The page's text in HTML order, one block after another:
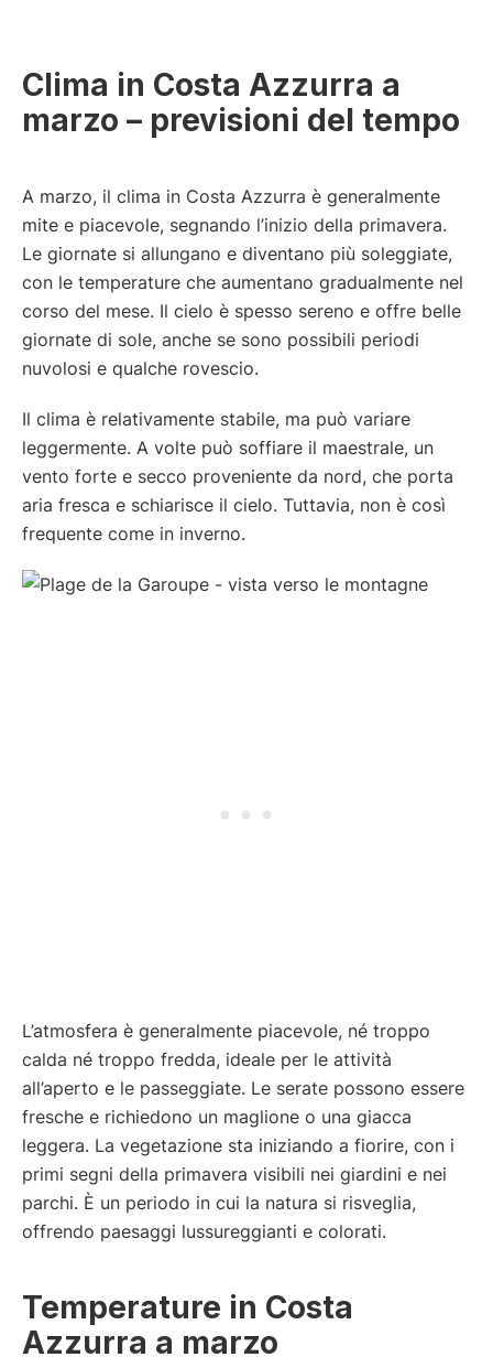
Clima in Costa Azzurra a
marzo – previsioni del tempo
A marzo, il clima in Costa Azzurra è generalmente
mite e piacevole, segnando l’inizio della primavera.
Le giornate si allungano e diventano più soleggiate,
con le temperature che aumentano gradualmente nel
corso del mese. Il cielo è spesso sereno e offre belle
giornate di sole, anche se sono possibili periodi
nuvolosi e qualche rovescio.
Il clima è relativamente stabile, ma può variare
leggermente. A volte può soffiare il maestrale, un
vento forte e secco proveniente da nord, che porta
aria fresca e schiarisce il cielo. Tuttavia, non è così
frequente come in inverno.
L’atmosfera è generalmente piacevole, né troppo
calda né troppo fredda, ideale per le attività
all’aperto e le passeggiate. Le serate possono essere
fresche e richiedono un maglione o una giacca
leggera. La vegetazione sta iniziando a fiorire, con i
primi segni della primavera visibili nei giardini e nei
parchi. È un periodo in cui la natura si risveglia,
offrendo paesaggi lussureggianti e colorati.
Temperature in Costa
Azzurra a marzo